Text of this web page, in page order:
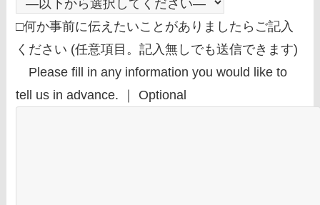
□何か事前に伝えたいことがありましたらご記入
ください (任意項目。記入無しでも送信できます)
Please fill in any information you would like to
tell us in advance. ｜ Optional